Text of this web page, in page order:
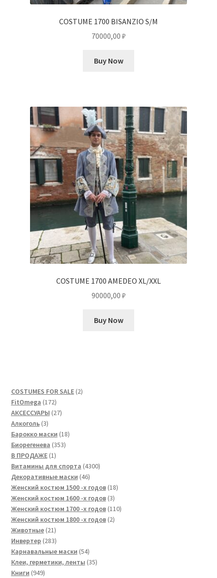
COSTUME 1700 BISANZIO S/M
70000,00 ₽
Buy Now
COSTUME 1700 AMEDEO XL/XXL
90000,00 ₽
Buy Now
COSTUMES FOR SALE 22
FitOmega 172172
товара
АКСЕССУАРЫ 2727
Алкоголь 33
товара
Барокко маски 1818
Биорегенева 353353
В ПРОДАЖЕ 11
товар
Витамины для спорта 43004300
Декоративные маски 4646
товаров
Женский костюм 1500 -х годов 1818
Женский костюм 1600 -х годов 33
товара
Женский костюм 1700 -х годов 110110
Женский костюм 1800 -х годов 22
Животные 2121
товар
Инвертер 283283
товара
Карнавальные маски 5454
товара
Клеи, герметики, ленты 3535
Книги 949949